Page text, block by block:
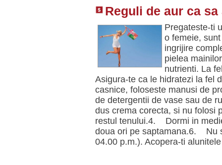
Reguli de aur ca
Pregateste-ti
o femeie,
ingrijire
pielea
nutrienti. La
Asigura-te ca le hidratezi la
casnice, foloseste manusi de
de detergentii de vase sau de
dus crema corecta, si nu folosi
restul tenului.4. Dormi in
doua ori pe saptamana.6. Nu
04.00 p.m.). Acopera-ti